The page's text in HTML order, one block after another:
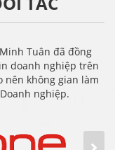
Tuân đã đồng
doanh nghiệp trên
nên không gian làm
nghiệp.